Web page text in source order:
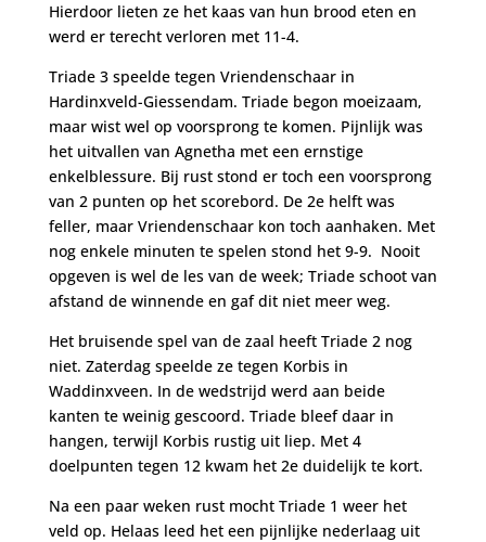
Hierdoor lieten ze het kaas van hun brood eten en
werd er terecht verloren met 11-4.
Triade 3 speelde tegen Vriendenschaar in
Hardinxveld-Giessendam. Triade begon moeizaam,
maar wist wel op voorsprong te komen. Pijnlijk was
het uitvallen van Agnetha met een ernstige
enkelblessure. Bij rust stond er toch een voorsprong
van 2 punten op het scorebord. De 2e helft was
feller, maar Vriendenschaar kon toch aanhaken. Met
nog enkele minuten te spelen stond het 9-9. Nooit
opgeven is wel de les van de week; Triade schoot van
afstand de winnende en gaf dit niet meer weg.
Het bruisende spel van de zaal heeft Triade 2 nog
niet. Zaterdag speelde ze tegen Korbis in
Waddinxveen. In de wedstrijd werd aan beide
kanten te weinig gescoord. Triade bleef daar in
hangen, terwijl Korbis rustig uit liep. Met 4
doelpunten tegen 12 kwam het 2e duidelijk te kort.
Na een paar weken rust mocht Triade 1 weer het
veld op. Helaas leed het een pijnlijke nederlaag uit